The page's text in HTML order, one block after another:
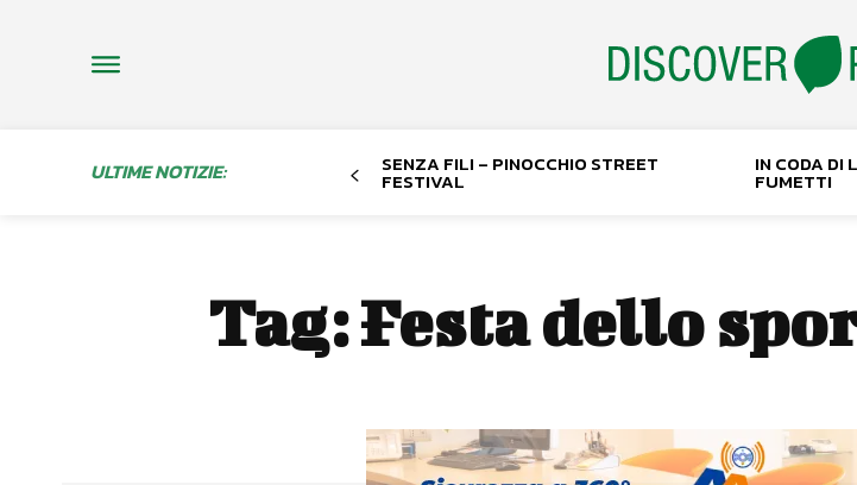
ULTIME NOTIZIE: SENZA FILI – PINOCCHIO STREET
FESTIVAL
IN CODA DI
FUMETTI
Tag:Festa dello